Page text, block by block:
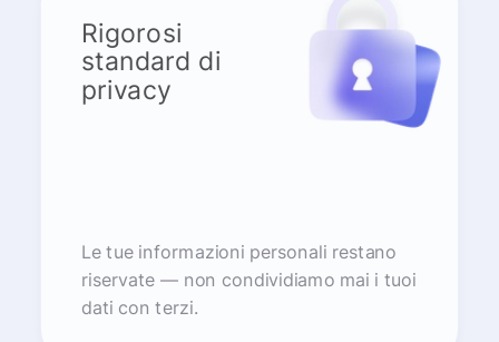
Rigorosi
standard di
privacy
Le tue informazioni personali restano
riservate — non condividiamo mai i tuoi
dati con terzi.